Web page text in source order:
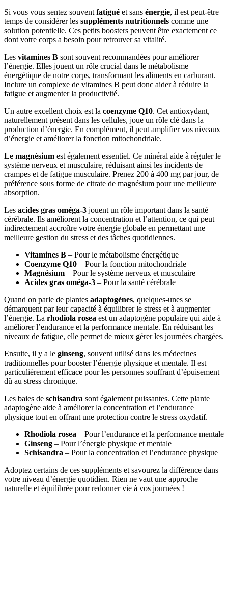
Si vous vous sentez souvent fatigué et sans énergie, il est peut-être
temps de considérer les suppléments nutritionnels comme une
solution potentielle. Ces petits boosters peuvent être exactement ce
dont votre corps a besoin pour retrouver sa vitalité.
Les vitamines B sont souvent recommandées pour améliorer
l’énergie. Elles jouent un rôle crucial dans le métabolisme
énergétique de notre corps, transformant les aliments en carburant.
Inclure un complexe de vitamines B peut donc aider à réduire la
fatigue et augmenter la productivité.
Un autre excellent choix est la coenzyme Q10. Cet antioxydant,
naturellement présent dans les cellules, joue un rôle clé dans la
production d’énergie. En complément, il peut amplifier vos niveaux
d’énergie et améliorer la fonction mitochondriale.
Le magnésium est également essentiel. Ce minéral aide à réguler le
système nerveux et musculaire, réduisant ainsi les incidents de
crampes et de fatigue musculaire. Prenez 200 à 400 mg par jour, de
préférence sous forme de citrate de magnésium pour une meilleure
absorption.
Les acides gras oméga-3 jouent un rôle important dans la santé
cérébrale. Ils améliorent la concentration et l’attention, ce qui peut
indirectement accroître votre énergie globale en permettant une
meilleure gestion du stress et des tâches quotidiennes.
Vitamines B – Pour le métabolisme énergétique
Coenzyme Q10 – Pour la fonction mitochondriale
Magnésium – Pour le système nerveux et musculaire
Acides gras oméga-3 – Pour la santé cérébrale
Quand on parle de plantes adaptogènes, quelques-unes se
démarquent par leur capacité à équilibrer le stress et à augmenter
l’énergie. La rhodiola rosea est un adaptogène populaire qui aide à
améliorer l’endurance et la performance mentale. En réduisant les
niveaux de fatigue, elle permet de mieux gérer les journées chargées.
Ensuite, il y a le ginseng, souvent utilisé dans les médecines
traditionnelles pour booster l’énergie physique et mentale. Il est
particulièrement efficace pour les personnes souffrant d’épuisement
dû au stress chronique.
Les baies de schisandra sont également puissantes. Cette plante
adaptogène aide à améliorer la concentration et l’endurance
physique tout en offrant une protection contre le stress oxydatif.
Rhodiola rosea – Pour l’endurance et la performance mentale
Ginseng – Pour l’énergie physique et mentale
Schisandra – Pour la concentration et l’endurance physique
Adoptez certains de ces suppléments et savourez la différence dans
votre niveau d’énergie quotidien. Rien ne vaut une approche
naturelle et équilibrée pour redonner vie à vos journées !